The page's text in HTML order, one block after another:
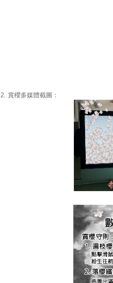
2. 賞櫻多媒體截圖：